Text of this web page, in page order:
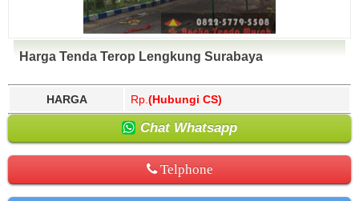
Harga Tenda Terop Lengkung Surabaya
HARGA Rp. (Hubungi CS)
Chat Whatsapp
Telphone